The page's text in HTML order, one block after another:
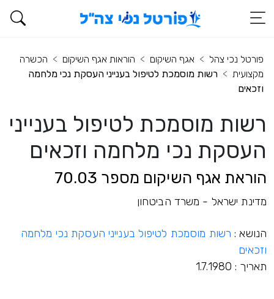
פורטל נכי צהל אגף השיקום הוראות אגף השיקום
הכשרה
מקצועית
רשות מוסמכת לטיפול בענייני העסקת נכי מלחמה
וזכאים
רשות מוסמכת לטיפול בענייני
העסקת נכי מלחמה וזכאים
הוראת אגף השיקום מספר 70.03
מדינת ישראל - משרד הביטחון
הנושא : רשות מוסמכת לטיפול בענייני העסקת נכי מלחמה
וזכאים
תאריך : 1.7.1980